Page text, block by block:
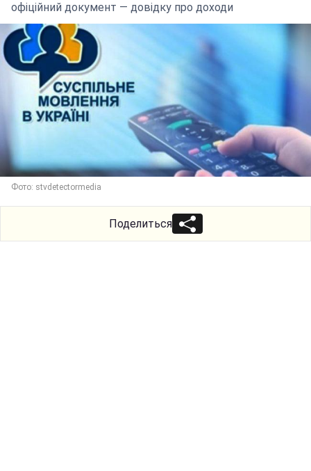
офіційний документ — довідку про доходи
Фото: stvdetectormedia
Поделиться